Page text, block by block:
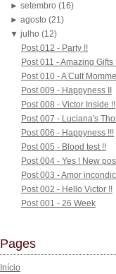
►setembro(16)
►agosto(21)
▼julho(12)
Post 012 - Party !!
Post 011 - Amazing Gifts
Post 010 - A Cult
Post 009 - Happyness II
Post 008 - Victor Inside !!
Post 007 - Luciana's
Post 006 - Happyness !!!
Post 005 - Blood test !!
Post 004 - Yes ! New
Post 003 - Amor
Post 002 - Hello Victor !!
Post 001 - 26 Week
Pages
Início